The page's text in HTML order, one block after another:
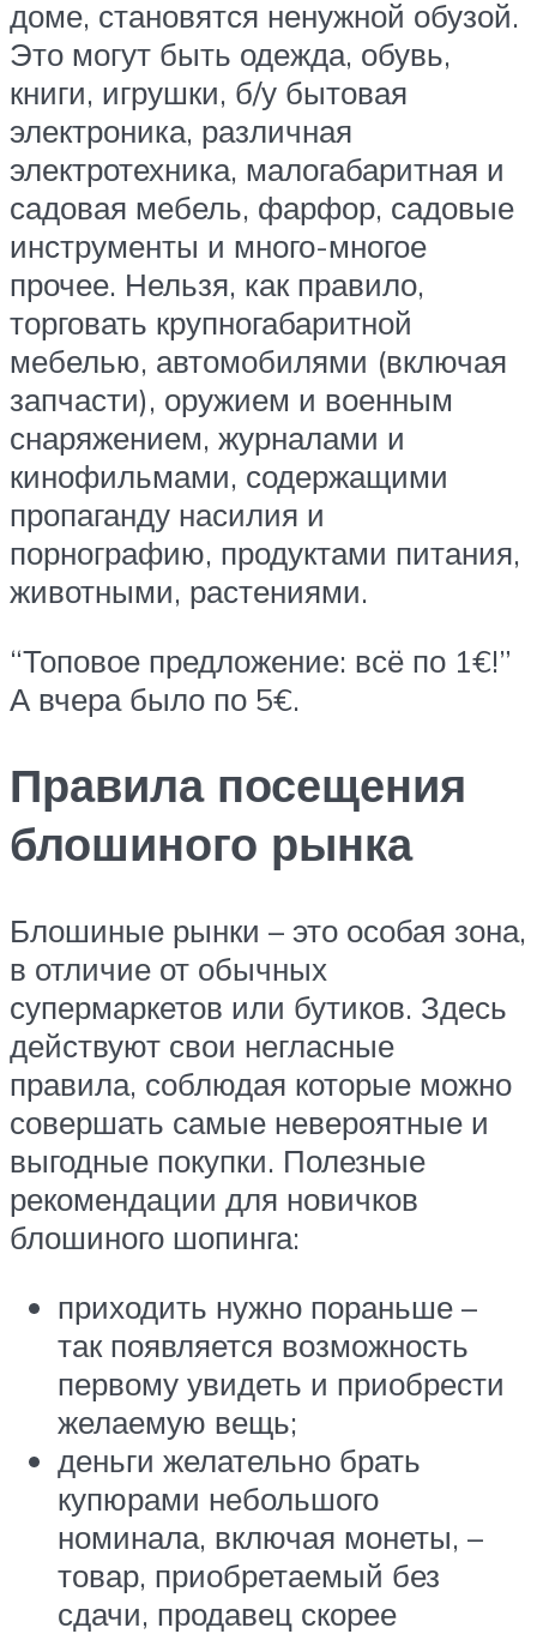
доме, становятся ненужной обузой.
Это могут быть одежда, обувь,
книги, игрушки, б/у бытовая
электроника, различная
электротехника, малогабаритная и
садовая мебель, фарфор, садовые
инструменты и много-многое
прочее. Нельзя, как правило,
торговать крупногабаритной
мебелью, автомобилями (включая
запчасти), оружием и военным
снаряжением, журналами и
кинофильмами, содержащими
пропаганду насилия и
порнографию, продуктами питания,
животными, растениями.
“Топовое предложение: всё по 1€!”
А вчера было по 5€.
Правила посещения
блошиного рынка
Блошиные рынки – это особая зона,
в отличие от обычных
супермаркетов или бутиков. Здесь
действуют свои негласные
правила, соблюдая которые можно
совершать самые невероятные и
выгодные покупки. Полезные
рекомендации для новичков
блошиного шопинга:
приходить нужно пораньше –
так появляется возможность
первому увидеть и приобрести
желаемую вещь;
деньги желательно брать
купюрами небольшого
номинала, включая монеты, –
товар, приобретаемый без
сдачи, продавец скорее